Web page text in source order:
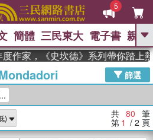
5
GO
熱搜： 東野圭吾 高希均教授回憶錄
、 The Odyssey 、 父親節 、 如果歷
史是一群喵
獎 臺灣漫遊錄 、 方念華 、 台灣的李
登輝時代
數學女孩：黎曼猜想 、
偉大的迷走神經
簡體 三民東大 電子書 親子
《史坎德》系列帶你踏上熱血奇
篩選
共 80 筆
第 1 / 2 頁